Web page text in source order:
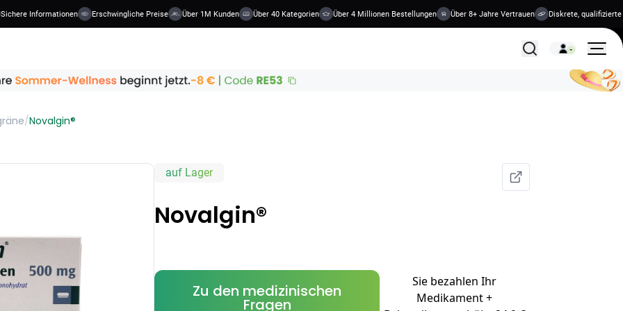
Informationen Erschwingliche Preise Über 1M Kunden Über 40 Kategorien Über 4 Millionen Bestellungen Über 8+ Jahre Vertrauen Diskrete, qualifizierte
Alle Behandlungen
/Novalgin®
auf Lager
Novalgin®
Zu den medizinischen
Fragen
Sie bezahlen Ihr
Medikament +